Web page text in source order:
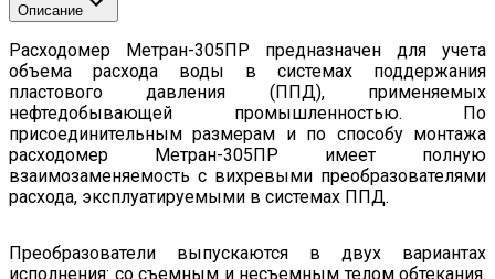
Описание
Расходомер Метран-305ПР предназначен для учета
объема расхода воды в системах поддержания
пластового давления (ППД), применяемых
нефтедобывающей промышленностью. По
присоединительным размерам и по способу монтажа
расходомер Метран-305ПР имеет полную
взаимозаменяемость с вихревыми преобразователями
расхода, эксплуатируемыми в системах ППД.
Преобразователи выпускаются в двух вариантах
исполнения: со съемным и несъемным телом обтекания.